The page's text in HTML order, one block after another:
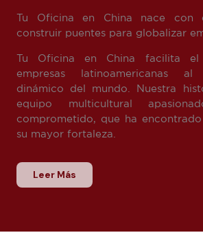
Tu Oficina en China nace con
construir puentes para globalizar
Tu Oficina en China facilita
empresas latinoamericanas
dinámico del mundo. Nuestra
equipo multicultural
comprometido, que ha
su mayor fortaleza.
Leer Más